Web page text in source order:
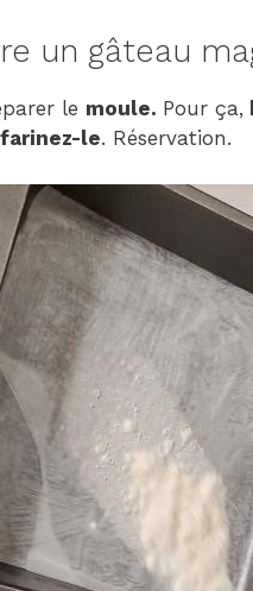
un gâteau
le moule. Pour ça,
farinez-le. Réservation.